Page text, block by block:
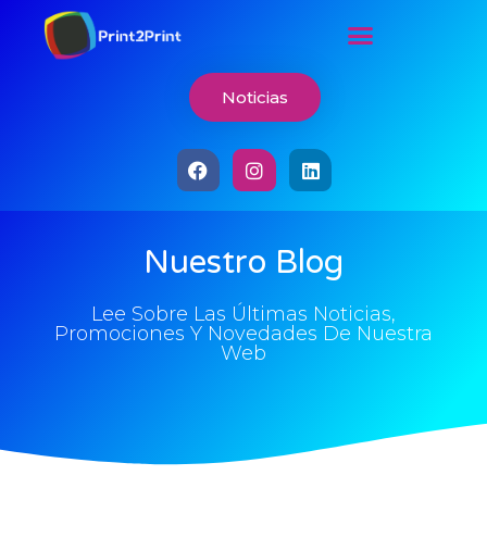
Noticias
Nuestro Blog
Lee Sobre Las Últimas Noticias,
Promociones Y Novedades De Nuestra
Web